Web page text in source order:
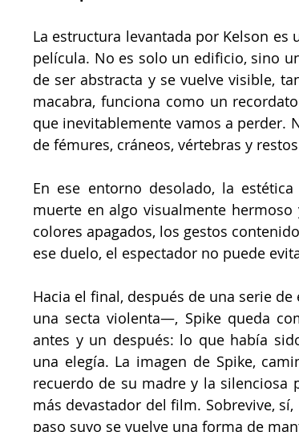
La estructura levantada por Kelson
película. No es solo un edificio, sino
de ser abstracta y se vuelve visible,
macabra, funciona como un
que inevitablemente vamos a perder.
de fémures, cráneos, vértebras y
En ese entorno desolado, la
muerte en algo visualmente
colores apagados, los gestos
ese duelo, el espectador no puede
Hacia el final, después de una serie
una secta violenta—, Spike queda
antes y un después: lo que había
una elegía. La imagen de Spike,
recuerdo de su madre y la silenciosa
más devastador del film. Sobrevive,
paso suyo se vuelve una forma de